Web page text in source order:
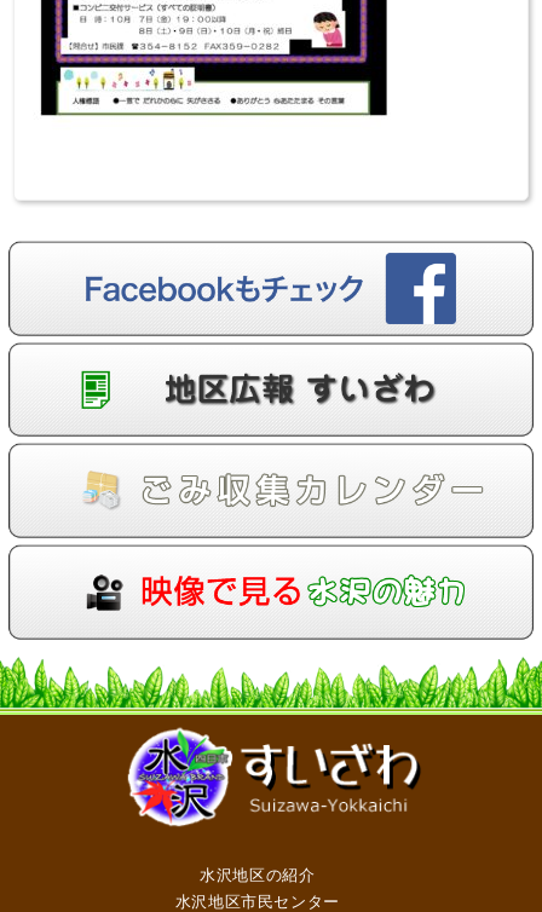
水沢地区の紹介
水沢地区市民センター